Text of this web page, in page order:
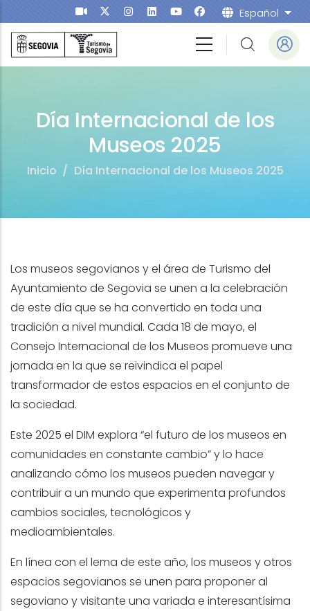
Pasar al contenido principal Español
Día Internacional de los
Museos 2025
Inicio / Día Internacional de los Museos 2025
Los museos segovianos y el área de Turismo del
Ayuntamiento de Segovia se unen a la celebración
de este día que se ha convertido en toda una
tradición a nivel mundial. Cada 18 de mayo, el
Consejo Internacional de los Museos promueve una
jornada en la que se reivindica el papel
transformador de estos espacios en el conjunto de
la sociedad.
Este 2025 el DIM explora “el futuro de los museos en
comunidades en constante cambio” y lo hace
analizando cómo los museos pueden navegar y
contribuir a un mundo que experimenta profundos
cambios sociales, tecnológicos y
medioambientales.
En línea con el lema de este año, los museos y otros
espacios segovianos se unen para proponer al
segoviano y visitante una variada e interesantísima